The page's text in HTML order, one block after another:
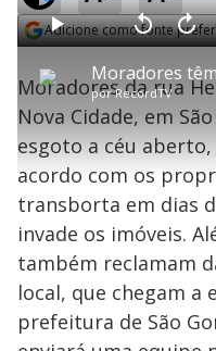
Adicione como fonte
porRecordTV
P V
l
t
a
r
0
e
g
n
d
s
A
n
ç
a
r
1
s
u
n
o
s
M
u
d
o
o
a
d
e
4
.
8
5
%
Moradores da rua
Nova Cidade, em
esgoto a céu
acordo com os
transborta em dias
invade os imóveis.
também reclamam
local, que chegam a
prefeitura de São